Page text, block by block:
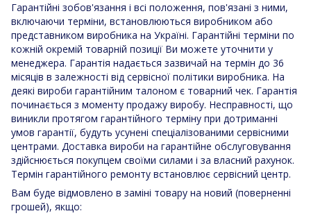
Гарантійні зобов'язання і всі положення, пов'язані з ними,
включаючи терміни, встановлюються виробником або
представником виробника на Україні. Гарантійні терміни по
кожній окремій товарній позиції Ви можете уточнити у
менеджера. Гарантія надається зазвичай на термін до 36
місяців в залежності від сервісної політики виробника. На
деякі вироби гарантійним талоном є товарний чек. Гарантія
починається з моменту продажу виробу. Несправності, що
виникли протягом гарантійного терміну при дотриманні
умов гарантії, будуть усунені спеціалізованими сервісними
центрами. Доставка вироби на гарантійне обслуговування
здійснюється покупцем своїми силами і за власний рахунок.
Термін гарантійного ремонту встановлює сервісний центр.
Вам буде відмовлено в заміні товару на новий (поверненні
грошей), якщо: